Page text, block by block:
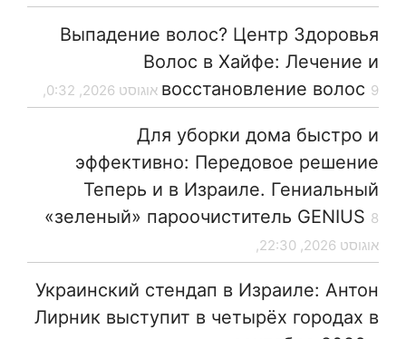
Выпадение волос? Центр Здоровья
Волос в Хайфе: Лечение и
восстановление волос 9 אוגוסט 2026, 0:32,
Для уборки дома быстро и
эффективно: Передовое решение
Теперь и в Израиле. Гениальный
«зеленый» пароочиститель GENIUS 8
אוגוסט 2026, 22:30,
Украинский стендап в Израиле: Антон
Лирник выступит в четырёх городах в